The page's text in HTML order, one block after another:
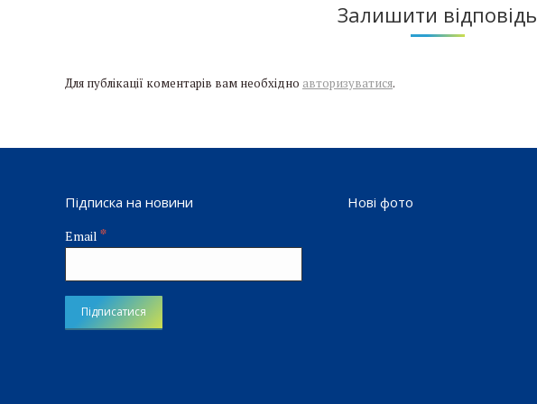
Залишити відповідь
Для публікації коментарів вам необхідно авторизуватися.
Підписка на новини
Email *
Нові фото